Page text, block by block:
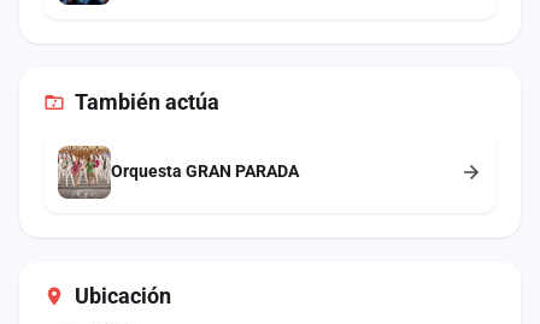
Ubicación
Tambiénactúa
Orquesta GRAN PARADA